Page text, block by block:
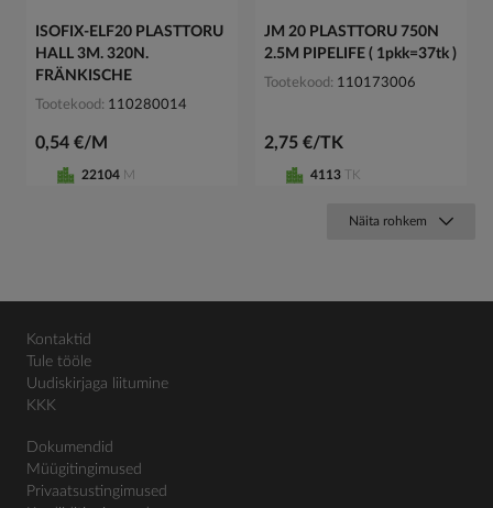
ISOFIX-ELF20 PLASTTORU
HALL 3M. 320N.
FRÄNKISCHE
Tootekood 110280014
0,54 €/M
22104 M
JM 20 PLASTTORU 750N
2.5M PIPELIFE ( 1pkk=37tk )
Tootekood 110173006
2,75 €/TK
4113 TK
Näita rohkem
Kontaktid
Tule tööle
Uudiskirjaga liitumine
KKK
Dokumendid
Müügitingimused
Privaatsustingimused